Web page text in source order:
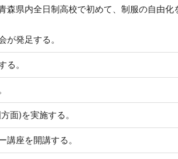
県内全日制高校で初めて、制服の自由化
発足する。
。
面)を実施する。
座を開講する。